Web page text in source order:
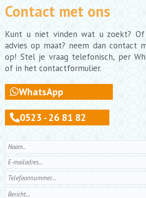
Contact met ons
Kunt u niet vinden wat u zoekt?
advies op maat? neem dan contact
op! Stel je vraag telefonisch, per
of in het contactformulier.
WhatsApp
0523 - 26 81 82